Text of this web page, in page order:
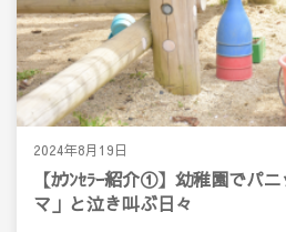
2024年8月19日
【ｶｳﾝｾﾗｰ紹介①】幼稚園でパ
マ」と泣き叫ぶ日々